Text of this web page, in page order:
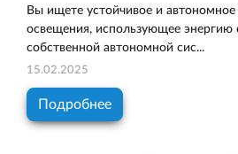
Вы ищете устойчивое и
освещения, использующее энергию
собственной автономной сис...
15.02.2025
Подробнее